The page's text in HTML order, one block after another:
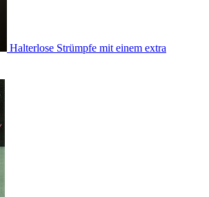
Halterlose Strümpfe mit einem extra